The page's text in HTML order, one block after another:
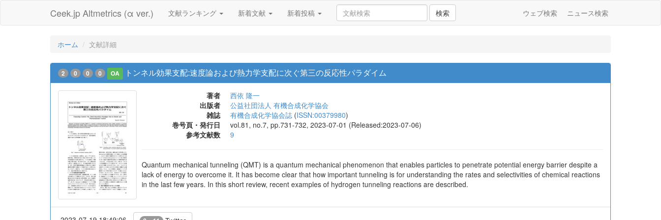
Ceek.jp Altmetrics (α ver.) 文献ランキング 新着文献 新着投稿 検索 ウェブ検索 ニュース検索
ホーム 文献詳細
2 0 0 0 OA トンネル効果支配:速度論および熱力学支配に次ぐ第三の反応性パラダイム
著者
西依 隆一
出版者
公益社団法人 有機合成化学協会
雑誌
有機合成化学協会誌 (ISSN:00379980)
巻号頁・発行日
vol.81, no.7, pp.731-732, 2023-07-01 (Released:2023-07-06)
参考文献数
9
Quantum mechanical tunneling (QMT) is a quantum mechanical phenomenon that enables particles to penetrate potential energy barrier despite a
lack of energy to overcome it. It has become clear that how important tunneling is for understanding the rates and selectivities of chemical reactions
in the last few years. In this short review, recent examples of hydrogen tunneling reactions are described.